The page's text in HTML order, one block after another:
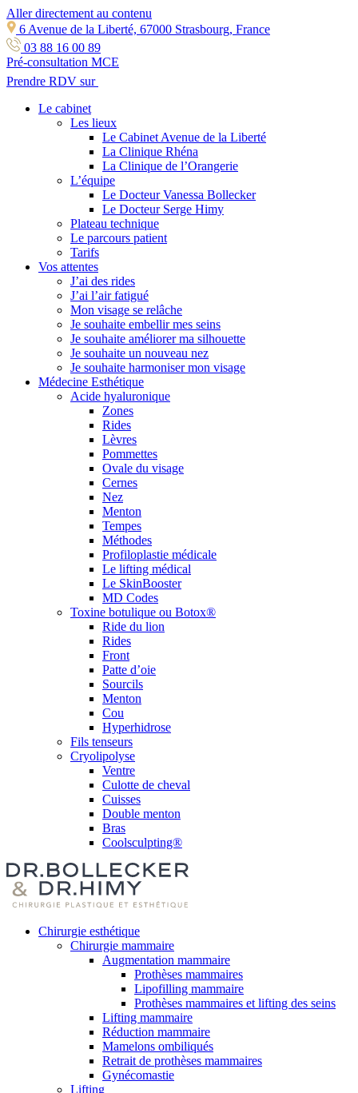
Aller directement au contenu
6 Avenue de la Liberté, 67000 Strasbourg, France
03 88 16 00 89
Pré-consultation MCE
Prendre RDV sur
Le cabinet
Les lieux
Le Cabinet Avenue de la Liberté
La Clinique Rhéna
La Clinique de l’Orangerie
L’équipe
Le Docteur Vanessa Bollecker
Le Docteur Serge Himy
Plateau technique
Le parcours patient
Tarifs
Vos attentes
J’ai des rides
J’ai l’air fatigué
Mon visage se relâche
Je souhaite embellir mes seins
Je souhaite améliorer ma silhouette
Je souhaite un nouveau nez
Je souhaite harmoniser mon visage
Médecine Esthétique
Acide hyaluronique
Zones
Rides
Lèvres
Pommettes
Ovale du visage
Cernes
Nez
Menton
Tempes
Méthodes
Profiloplastie médicale
Le lifting médical
Le SkinBooster
MD Codes
Toxine botulique ou Botox®
Ride du lion
Rides
Front
Patte d’oie
Sourcils
Menton
Cou
Hyperhidrose
Fils tenseurs
Cryolipolyse
Ventre
Culotte de cheval
Cuisses
Double menton
Bras
Coolsculpting®
Chirurgie esthétique
Chirurgie mammaire
Augmentation mammaire
Prothèses mammaires
Lipofilling mammaire
Prothèses mammaires et lifting des seins
Lifting mammaire
Réduction mammaire
Mamelons ombiliqués
Retrait de prothèses mammaires
Gynécomastie
Lifting